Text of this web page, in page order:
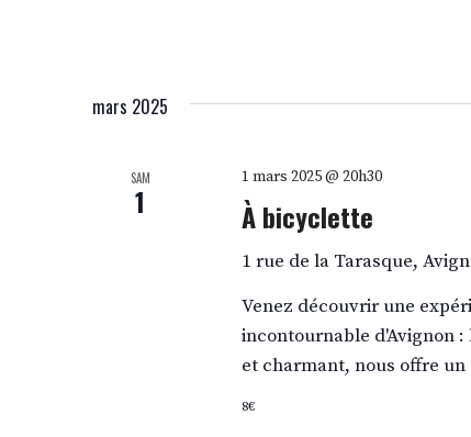
mars 2025
SAM
1 À bicyclette
1 mars 2025 @ 20h30
1 rue de la Tarasque,
Venez découvrir une
incontournable d'Avignon :
et charmant, nous offre
8€